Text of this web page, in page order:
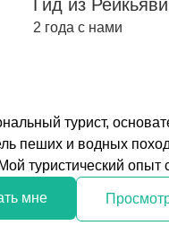
Гид из
2 года с нами
турист,
пеших и водных
туристический опыт
мне